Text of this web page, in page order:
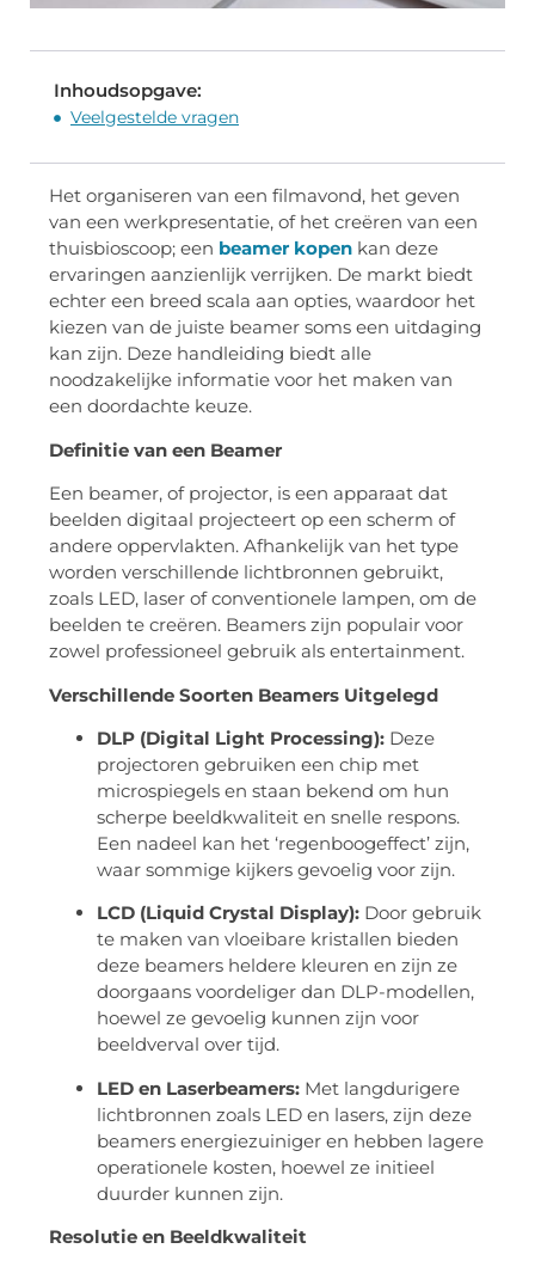
Inhoudsopgave:
Veelgestelde vragen
Het organiseren van een filmavond, het geven
van een werkpresentatie, of het creëren van een
thuisbioscoop; een beamer kopen kan deze
ervaringen aanzienlijk verrijken. De markt biedt
echter een breed scala aan opties, waardoor het
kiezen van de juiste beamer soms een uitdaging
kan zijn. Deze handleiding biedt alle
noodzakelijke informatie voor het maken van
een doordachte keuze.
Definitie van een Beamer
Een beamer, of projector, is een apparaat dat
beelden digitaal projecteert op een scherm of
andere oppervlakten. Afhankelijk van het type
worden verschillende lichtbronnen gebruikt,
zoals LED, laser of conventionele lampen, om de
beelden te creëren. Beamers zijn populair voor
zowel professioneel gebruik als entertainment.
Verschillende Soorten Beamers Uitgelegd
DLP (Digital Light Processing): Deze
projectoren gebruiken een chip met
microspiegels en staan bekend om hun
scherpe beeldkwaliteit en snelle respons.
Een nadeel kan het ‘regenboogeffect’ zijn,
waar sommige kijkers gevoelig voor zijn.
LCD (Liquid Crystal Display): Door gebruik
te maken van vloeibare kristallen bieden
deze beamers heldere kleuren en zijn ze
doorgaans voordeliger dan DLP-modellen,
hoewel ze gevoelig kunnen zijn voor
beeldverval over tijd.
LED en Laserbeamers: Met langdurigere
lichtbronnen zoals LED en lasers, zijn deze
beamers energiezuiniger en hebben lagere
operationele kosten, hoewel ze initieel
duurder kunnen zijn.
Resolutie en Beeldkwaliteit